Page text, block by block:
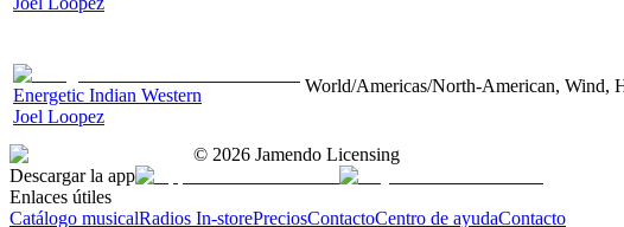
Energetic Indian Western
Joel Loopez
World/Americas/North-American, Wind,
© 2026 Jamendo Licensing
Descargar la app
Enlaces útiles
Catálogo musicalRadios In-storePreciosContactoCentro de ayudaContacto